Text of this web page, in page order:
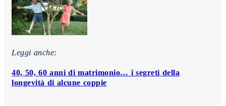
Leggi anche:
40, 50, 60 anni di matrimonio… i segreti della
longevità di alcune coppie